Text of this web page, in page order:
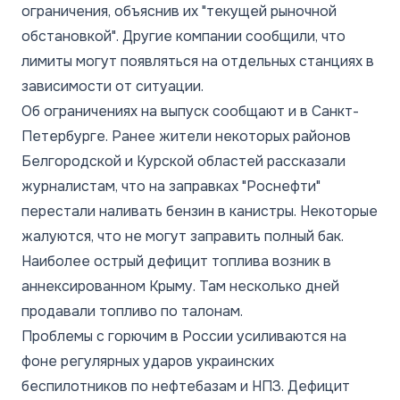
ограничения, объяснив их "текущей рыночной
обстановкой". Другие компании сообщили, что
лимиты могут появляться на отдельных станциях в
зависимости от ситуации.
Об ограничениях на выпуск сообщают и в Санкт-
Петербурге. Ранее жители некоторых районов
Белгородской и Курской областей рассказали
журналистам, что на заправках "Роснефти"
перестали наливать бензин в канистры. Некоторые
жалуются, что не могут заправить полный бак.
Наиболее острый дефицит топлива возник в
аннексированном Крыму. Там несколько дней
продавали топливо по талонам.
Проблемы с горючим в России усиливаются на
фоне регулярных ударов украинских
беспилотников по нефтебазам и НПЗ. Дефицит